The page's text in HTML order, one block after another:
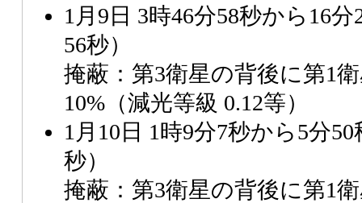
1月9日 3時46分58秒から16
56秒）
掩蔽：第3衛星の背後に第1
10%（減光等級 0.12等）
1月10日 1時9分7秒から5分
秒）
掩蔽：第3衛星の背後に第1